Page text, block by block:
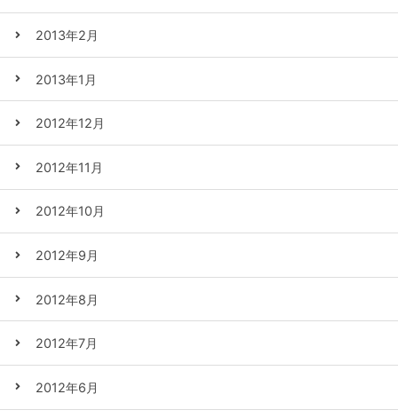
2013年2月
2013年1月
2012年12月
2012年11月
2012年10月
2012年9月
2012年8月
2012年7月
2012年6月